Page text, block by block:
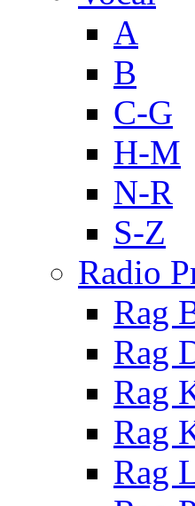
A
B
C-G
H-M
N-R
S-Z
Radio
Rag
Rag
Rag
Rag
Rag